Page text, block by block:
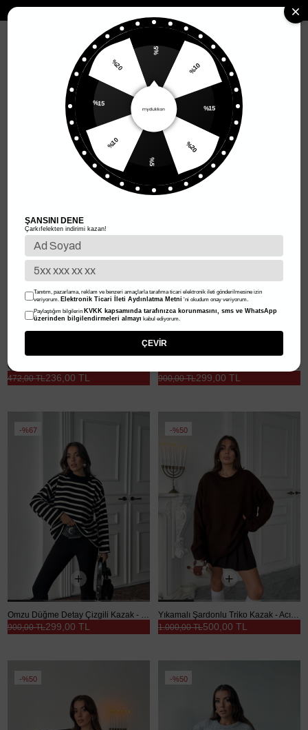
Kadın Giyim Kadın Üst Giyim Kadın Kazak
Kadın Kazak
Sıralama
Çizgili İspanyol Kol Kazak - Çizgili
236,00 TL
472,00 TL
%67
Omzu Düğme Detay Çizgili Kazak - Beyaz
299,00 TL
900,00 TL
%67
299,00 TL
900,00 TL
%50
500,00 TL
1.000,00 TL
%50 %50
%5
%10
%20
%5
%10
%15
%20
ŞANSINI DENE
Çarkıfelekten indirimi kazan!
Tanıtım, pazarlama, reklam ve benzeri amaçlarla tarafıma ticari elektronik ileti gönderilmesine izin
veriyorum. Elektronik Ticari İleti Aydınlatma Metni 'ni okudum onay veriyorum.
Paylaştığım bilgilerin KVKK kapsamında tarafınızca korunmasını, sms ve WhatsApp
üzerinden bilgilendirmeleri almayı kabul ediyorum.
ÇEVİR